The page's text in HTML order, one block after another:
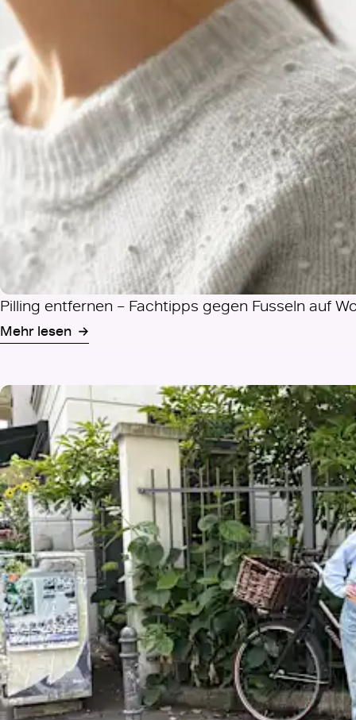
Pilling entfernen – Fachtipps gegen Fusseln auf
Mehr lesen